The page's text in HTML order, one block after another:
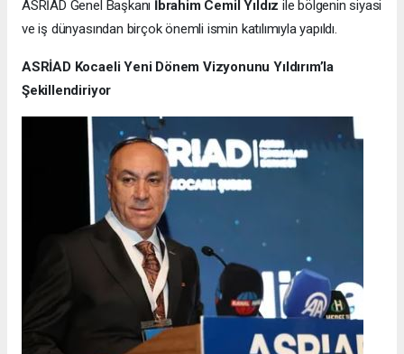
ASRİAD Genel Başkanı İbrahim Cemil Yıldız ile bölgenin siyasi
ve iş dünyasından birçok önemli ismin katılımıyla yapıldı.
ASRİAD Kocaeli Yeni Dönem Vizyonunu Yıldırım’la
Şekillendiriyor